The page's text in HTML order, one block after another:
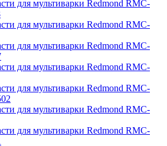
для мультиварки Redmond RMC-
для мультиварки Redmond RMC-
для мультиварки Redmond RMC-
для мультиварки Redmond RMC-
для мультиварки Redmond RMC-
для мультиварки Redmond RMC-
для мультиварки Redmond RMC-